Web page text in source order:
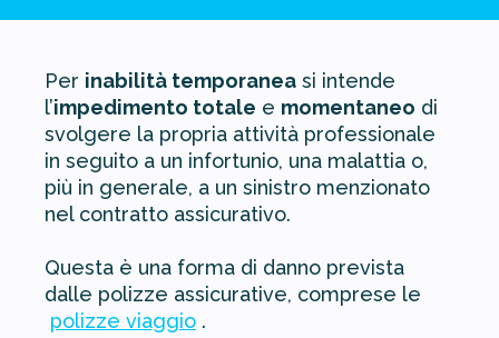
Per inabilità temporanea si intende
l’impedimento totale e momentaneo di
svolgere la propria attività professionale
in seguito a un infortunio, una malattia o,
più in generale, a un sinistro menzionato
nel contratto assicurativo.
Questa è una forma di danno prevista
dalle polizze assicurative, comprese le
polizze viaggio .